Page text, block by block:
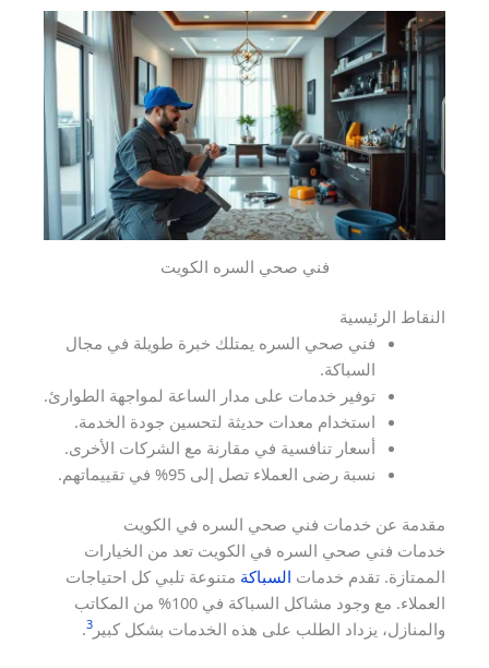
فني صحي السره الكويت
النقاط الرئيسية
فني صحي السره يمتلك خبرة طويلة في مجال
السباكة.
توفير خدمات على مدار الساعة لمواجهة الطوارئ.
استخدام معدات حديثة لتحسين جودة الخدمة.
أسعار تنافسية في مقارنة مع الشركات الأخرى.
نسبة رضى العملاء تصل إلى 95% في تقييماتهم.
مقدمة عن خدمات فني صحي السره في الكويت
خدمات فني صحي السره في الكويت تعد من الخيارات
الممتازة. تقدم خدمات السباكة متنوعة تلبي كل احتياجات
العملاء. مع وجود مشاكل السباكة في 100% من المكاتب
والمنازل، يزداد الطلب على هذه الخدمات بشكل كبير 3
.